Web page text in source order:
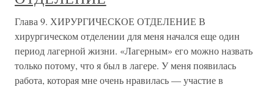
Глава 9. ХИРУРГИЧЕСКОЕ ОТДЕЛЕНИЕ В
хирургическом отделении для меня начался еще один
период лагерной жизни. «Лагерным» его можно назвать
только потому, что я был в лагере. У меня появилась
работа, которая мне очень нравилась — участие в